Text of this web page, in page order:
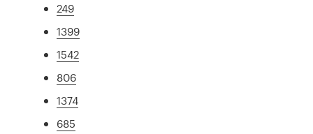
249
1399
1542
806
1374
685